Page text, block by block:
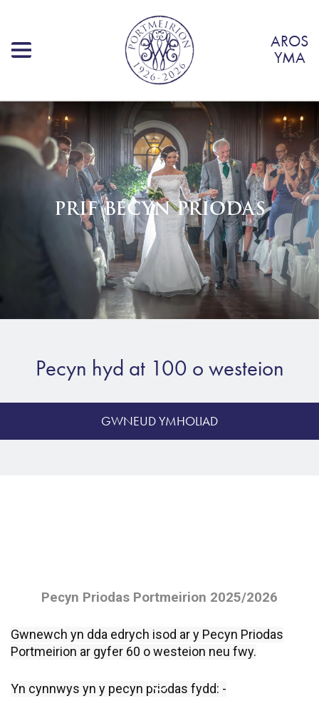
AROS
YMA
PRIF BECYN PRIODAS
Pecyn hyd at 100 o westeion
GWNEUD YMHOLIAD
Pecyn Priodas Portmeirion 2025/2026
Gwnewch yn dda edrych isod ar y Pecyn Priodas
Portmeirion ar gyfer 60 o westeion neu fwy.
Yn cynnwys yn y pecyn priodas fydd: -